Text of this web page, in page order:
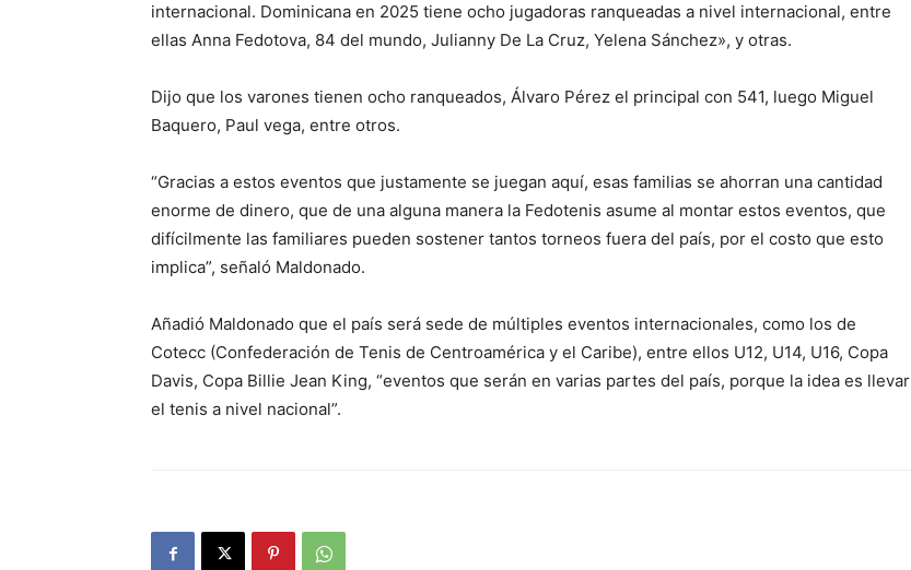
internacional. Dominicana en 2025 tiene ocho jugadoras ranqueadas a nivel internacional, entre
ellas Anna Fedotova, 84 del mundo, Julianny De La Cruz, Yelena Sánchez», y otras.
Dijo que los varones tienen ocho ranqueados, Álvaro Pérez el principal con 541, luego Miguel
Baquero, Paul vega, entre otros.
“Gracias a estos eventos que justamente se juegan aquí, esas familias se ahorran una cantidad
enorme de dinero, que de una alguna manera la Fedotenis asume al montar estos eventos, que
difícilmente las familiares pueden sostener tantos torneos fuera del país, por el costo que esto
implica”, señaló Maldonado.
Añadió Maldonado que el país será sede de múltiples eventos internacionales, como los de
Cotecc (Confederación de Tenis de Centroamérica y el Caribe), entre ellos U12, U14, U16, Copa
Davis, Copa Billie Jean King, “eventos que serán en varias partes del país, porque la idea es llevar
el tenis a nivel nacional”.